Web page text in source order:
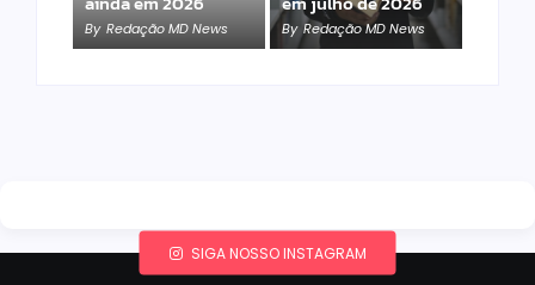
By Redação MD News By Redação MD News
SIGA NOSSO INSTAGRAM